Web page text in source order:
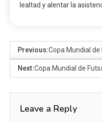
lealtad y alentar la
Previous:Copa Mundial de
Next:Copa Mundial de
Leave a Reply